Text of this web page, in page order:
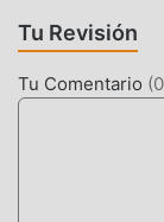
mucho.
mejora al
hay muchos
Tu Revisión
Tu Comentario (0